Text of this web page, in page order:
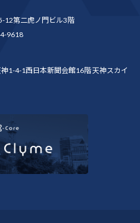
第二虎ノ門ビル3階
9618
1-4-1西日本新聞会館16階 天神スカイ